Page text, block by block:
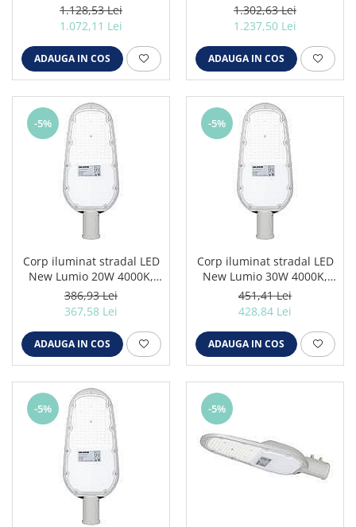
1.128,53 Lei
1.072,11 Lei
ADAUGA IN COS
1.302,63 Lei
1.237,50 Lei
ADAUGA IN COS
-5%
Corp iluminat stradal LED
New Lumio 20W 4000K,
Solentis
386,93 Lei
367,58 Lei
ADAUGA IN COS
-5%
Corp iluminat stradal LED
New Lumio 30W 4000K,
Solentis
451,41 Lei
428,84 Lei
ADAUGA IN COS
-5% -5%